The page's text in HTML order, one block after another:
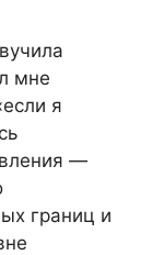
мне
я
—
границ и